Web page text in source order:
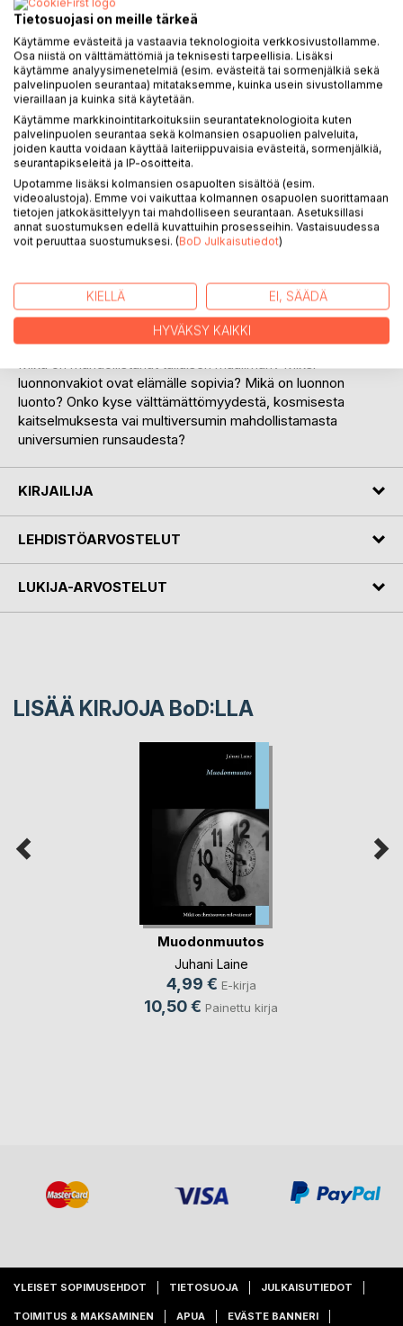
LISÄÄ OSTOSKORIIN
Lisää muistilistalle
Arvostele tuote
Luonnossa vallitsevat olosuhteet mahdollistavat elämän.
Maailmankaikkeus on riittävän pitkäikäinen, tähdissä voi
tapahtua ydinfuusiota ja elämälle on sopivia alkuaineita.
Mikä on mahdollistanut tällaisen maailman? Miksi
luonnonvakiot ovat elämälle sopivia? Mikä on luonnon
luonto? Onko kyse välttämättömyydestä, kosmisesta
kaitselmuksesta vai multiversumin mahdollistamasta
universumien runsaudesta?
KIRJAILIJA
LEHDISTÖARVOSTELUT
LUKIJA-ARVOSTELUT
LISÄÄ KIRJOJA BoD:LLA
Muodonmuutos
Juhani Laine
4,99 € E-kirja
10,50 € Painettu kirja
YLEISET SOPIMUSEHDOT TIETOSUOJA JULKAISUTIEDOT
TOIMITUS & MAKSAMINEN APUA EVÄSTE BANNERI
Tietosuojasi on meille tärkeä
Käytämme evästeitä ja vastaavia teknologioita verkkosivustollamme.
Osa niistä on välttämättömiä ja teknisesti tarpeellisia. Lisäksi
käytämme analyysimenetelmiä (esim. evästeitä tai sormenjälkiä sekä
palvelinpuolen seurantaa) mitataksemme, kuinka usein sivustollamme
vieraillaan ja kuinka sitä käytetään.
Käytämme markkinointitarkoituksiin seurantateknologioita kuten
palvelinpuolen seurantaa sekä kolmansien osapuolien palveluita,
joiden kautta voidaan käyttää laiteriippuvaisia evästeitä, sormenjälkiä,
seurantapikseleitä ja IP-osoitteita.
Upotamme lisäksi kolmansien osapuolten sisältöä (esim.
videoalustoja). Emme voi vaikuttaa kolmannen osapuolen suorittamaan
tietojen jatkokäsittelyyn tai mahdolliseen seurantaan. Asetuksillasi
annat suostumuksen edellä kuvattuihin prosesseihin. Vastaisuudessa
voit peruuttaa suostumuksesi. (BoD Julkaisutiedot)
KIELLÄ EI, SÄÄDÄ
HYVÄKSY KAIKKI